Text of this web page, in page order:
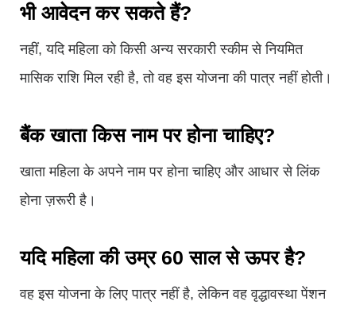
भी आवेदन कर सकते हैं?
नहीं, यदि महिला को किसी अन्य सरकारी स्कीम से नियमित
मासिक राशि मिल रही है, तो वह इस योजना की पात्र नहीं होती।
बैंक खाता किस नाम पर होना चाहिए?
खाता महिला के अपने नाम पर होना चाहिए और आधार से लिंक
होना ज़रूरी है।
यदि महिला की उम्र 60 साल से ऊपर है?
वह इस योजना के लिए पात्र नहीं है, लेकिन वह वृद्धावस्था पेंशन